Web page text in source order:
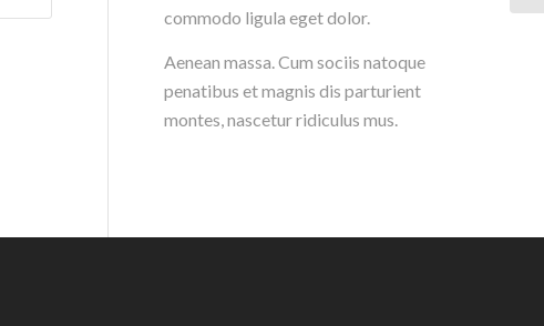
commodo ligula eget dolor.
Aenean massa. Cum sociis natoque
penatibus et magnis dis parturient
montes, nascetur ridiculus mus.